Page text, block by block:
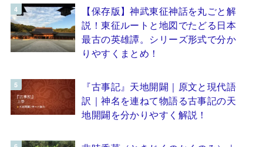
【保存版】神武東征神話を丸ごと解
説！東征ルートと地図でたどる日本
最古の英雄譚。シリーズ形式で分か
りやすくまとめ！
『古事記』天地開闢｜原文と現代語
訳｜神名を連ねて物語る古事記の天
地開闢を分かりやすく解説！